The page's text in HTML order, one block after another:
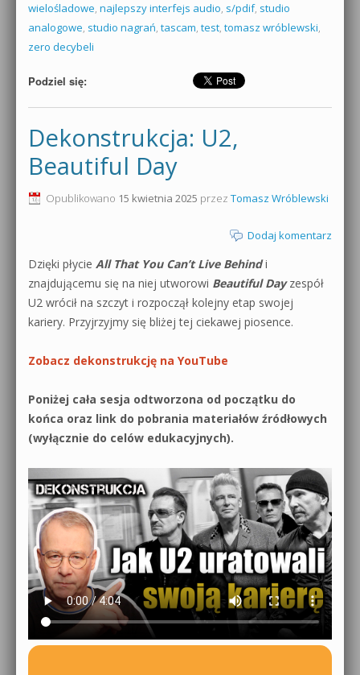
wielośladowe, najlepszy interfejs audio, s/pdif, studio
analogowe, studio nagrań, tascam, test, tomasz wróblewski,
zero decybeli
Podziel się:
Dekonstrukcja: U2,
Beautiful Day
Opublikowano 15 kwietnia 2025 przez Tomasz Wróblewski
Dodaj komentarz
Dzięki płycie All That You Can’t Live Behindi
znajdującemu się na niej utworowi Beautiful Dayzespół
U2 wrócił na szczyt i rozpoczął kolejny etap swojej
kariery. Przyjrzyjmy się bliżej tej ciekawej piosence.
Zobacz dekonstrukcję na YouTube
Poniżej cała sesja odtworzona od początku do
końca oraz link do pobrania materiałów źródłowych
(wyłącznie do celów edukacyjnych).